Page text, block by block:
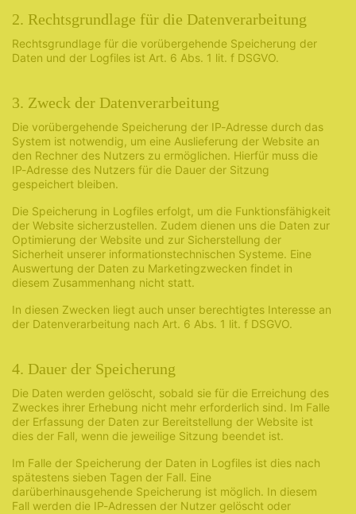
2. Rechtsgrundlage für die Datenverarbeitung
Rechtsgrundlage für die vorübergehende Speicherung der
Daten und der Logfiles ist Art. 6 Abs. 1 lit. f DSGVO.
3. Zweck der Datenverarbeitung
Die vorübergehende Speicherung der IP-Adresse durch das
System ist notwendig, um eine Auslieferung der Website an
den Rechner des Nutzers zu ermöglichen. Hierfür muss die
IP-Adresse des Nutzers für die Dauer der Sitzung
gespeichert bleiben.
Die Speicherung in Logfiles erfolgt, um die Funktionsfähigkeit
der Website sicherzustellen. Zudem dienen uns die Daten zur
Optimierung der Website und zur Sicherstellung der
Sicherheit unserer informationstechnischen Systeme. Eine
Auswertung der Daten zu Marketingzwecken findet in
diesem Zusammenhang nicht statt.
In diesen Zwecken liegt auch unser berechtigtes Interesse an
der Datenverarbeitung nach Art. 6 Abs. 1 lit. f DSGVO.
4. Dauer der Speicherung
Die Daten werden gelöscht, sobald sie für die Erreichung des
Zweckes ihrer Erhebung nicht mehr erforderlich sind. Im Falle
der Erfassung der Daten zur Bereitstellung der Website ist
dies der Fall, wenn die jeweilige Sitzung beendet ist.
Im Falle der Speicherung der Daten in Logfiles ist dies nach
spätestens sieben Tagen der Fall. Eine
darüberhinausgehende Speicherung ist möglich. In diesem
Fall werden die IP-Adressen der Nutzer gelöscht oder